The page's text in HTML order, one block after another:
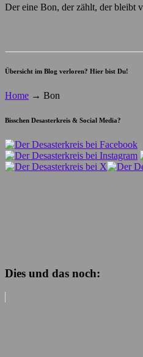
Der eine Bon, der zählt, der bleibt
Übersicht im Blog verloren? Hier bist Du!
Home → Bon
Bisschen Desasterkreis & Social Media?
Dies und das noch: